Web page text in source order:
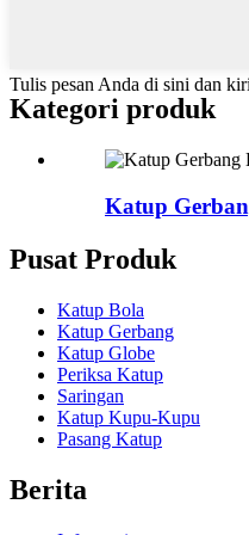
Tulis pesan Anda di sini dan
Kategori produk
Katup
Pusat Produk
Katup Bola
Katup Gerbang
Katup Globe
Periksa Katup
Saringan
Katup Kupu-Kupu
Pasang Katup
Berita